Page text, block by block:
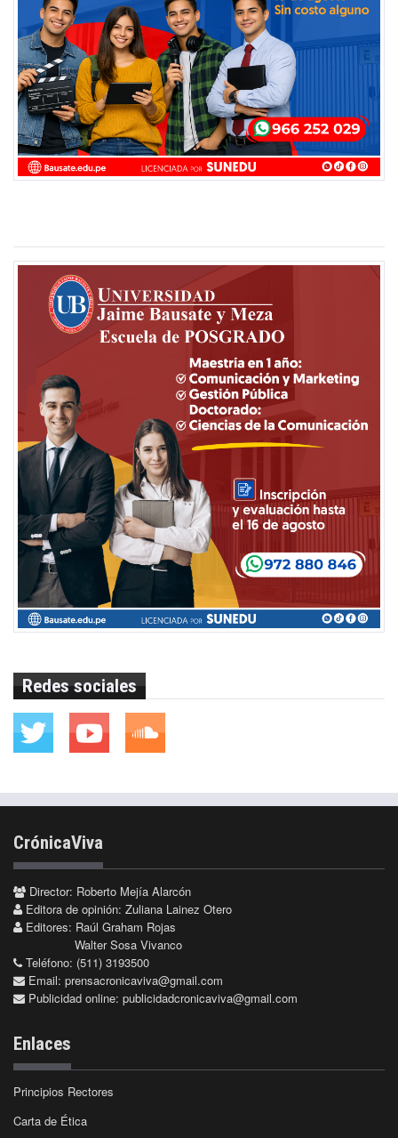
Redes sociales
CrónicaViva
Director: Roberto Mejía Alarcón
Editora de opinión: Zuliana Lainez Otero
Editores: Raúl Graham Rojas
Walter Sosa Vivanco
Teléfono: (511) 3193500
Email: prensacronicaviva@gmail.com
Publicidad online: publicidadcronicaviva@gmail.com
Enlaces
Principios Rectores
Carta de Ética